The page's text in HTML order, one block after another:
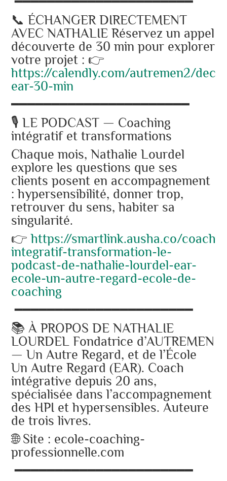
📞 ÉCHANGER DIRECTEMENT
AVEC NATHALIE Réservez un appel
découverte de 30 min pour explorer
votre projet : 👉
https://calendly.com/autremen2/
ear-30-min
━━━━━━━━━━━━━━━━━━━━━━
🎙️ LE PODCAST — Coaching
intégratif et transformations
Chaque mois, Nathalie Lourdel
explore les questions que ses
clients posent en accompagnement
: hypersensibilité, donner trop,
retrouver du sens, habiter sa
singularité.
👉 https://smartlink.ausha.co/
integratif-transformation-le-
podcast-de-nathalie-lourdel-ear-
ecole-un-autre-regard-ecole-de-
coaching
━━━━━━━━━━━━━━━━━━━━━━
📚 À PROPOS DE NATHALIE
LOURDEL Fondatrice d’AUTREMEN
— Un Autre Regard, et de l’École
Un Autre Regard (EAR). Coach
intégrative depuis 20 ans,
spécialisée dans l’accompagnement
des HPI et hypersensibles. Auteure
de trois livres.
🌐 Site : ecole-coaching-
professionnelle.com
━━━━━━━━━━━━━━━━━━━━━━